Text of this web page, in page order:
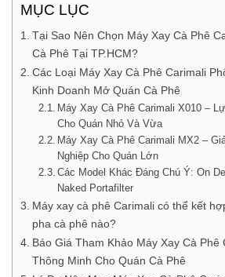
MỤC LỤC
Tại Sao Nên Chọn Máy Xay Cà Phê
Cà Phê Tại TP.HCM?
Các Loại Máy Xay Cà Phê Carimali
Kinh Doanh Mở Quán Cà Phê
Máy Xay Cà Phê Carimali X010 –
Cho Quán Nhỏ Và Vừa
Máy Xay Cà Phê Carimali MX2 –
Nghiệp Cho Quán Lớn
Các Model Khác Đáng Chú Ý: On
Naked Portafilter
Máy xay cà phê Carimali có thể kết
pha cà phê nào?
Báo Giá Tham Khảo Máy Xay Cà
Thông Minh Cho Quán Cà Phê